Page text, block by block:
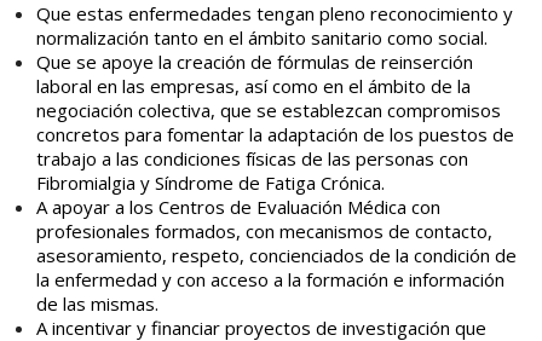
Que estas enfermedades tengan pleno reconocimiento y
normalización tanto en el ámbito sanitario como social.
Que se apoye la creación de fórmulas de reinserción
laboral en las empresas, así como en el ámbito de la
negociación colectiva, que se establezcan compromisos
concretos para fomentar la adaptación de los puestos de
trabajo a las condiciones físicas de las personas con
Fibromialgia y Síndrome de Fatiga Crónica.
A apoyar a los Centros de Evaluación Médica con
profesionales formados, con mecanismos de contacto,
asesoramiento, respeto, concienciados de la condición de
la enfermedad y con acceso a la formación e información
de las mismas.
A incentivar y financiar proyectos de investigación que